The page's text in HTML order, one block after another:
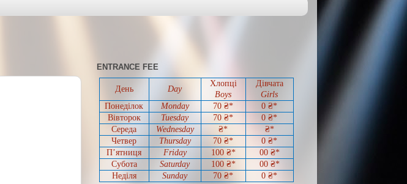
ENTRANCE FEE
День Day
Хлопці
Boys
Дівчата
Girls
Понеділок
Monday 70 ₴* 0 ₴*
Вівторок
Tuesday 70 ₴* 0 ₴*
Середа
Wednesday ₴*
₴*
Четвер
Thursday 70 ₴* 0 ₴*
П’ятниця
Friday 100 ₴* 00₴*
Субота
Saturday 100 ₴* 00₴*
Неділя
Sunday 70 ₴* 0 ₴*